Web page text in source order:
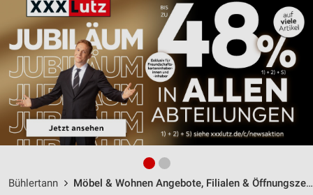
Bühlertann Möbel & Wohnen Angebote, Filialen & Öffnungszeiten